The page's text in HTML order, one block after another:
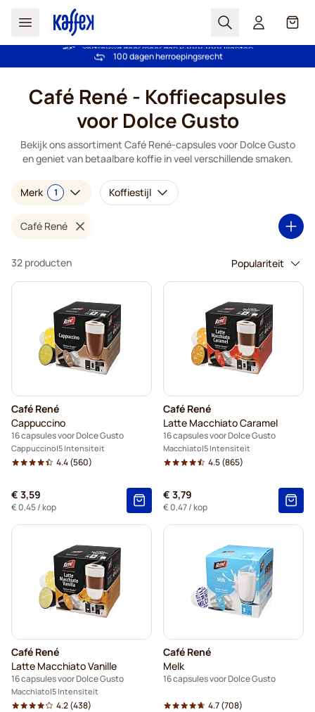
Zoek Cart
Gratis verzending vanaf € 49
Prijsgarantie - Altijd eerlijke prijzen
100 dagen herroepingsrecht
Vertrouwd door meer dan 2.000.000 klanten
Café René - Koffiecapsules
voor Dolce Gusto
Bekijk ons assortiment Café René-capsules voor Dolce Gusto
en geniet van betaalbare koffie in veel verschillende smaken.
Merk 1 Koffiestijl
Café René
32 producten
Café René
Cappuccino
16 capsules voor Dolce Gusto
Cappuccino 5 Intensiteit
4.4(560)
€ 3,59
€ 0,45/ kop
Café René
Latte Macchiato Caramel
16 capsules voor Dolce Gusto
Macchiato 5 Intensiteit
4.5(865)
€ 3,79
€ 0,47/ kop
Café René
Latte Macchiato Vanille
16 capsules voor Dolce Gusto
Macchiato 5 Intensiteit
4.2(438)
Café René
Melk
16 capsules voor Dolce Gusto
4.7(708)